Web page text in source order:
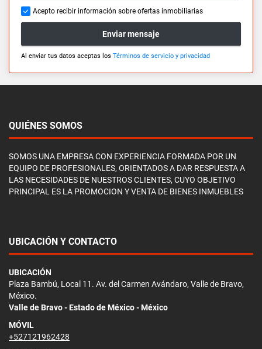
Acepto recibir información sobre ofertas inmobiliarias
Enviar mensaje
Al enviar tus datos aceptas los Términos de servicio y privacidad
QUIÉNES SOMOS
SOMOS UNA EMPRESA CON EXPERIENCIA FORMADA POR UN
EQUIPO DE PROFESIONALES, ORIENTADOS A DAR RESPUESTA A
LAS NECESIDADES DE NUESTROS CLIENTES, CUYO OBJETIVO
PRINCIPAL ES LA PROMOCION Y VENTA DE BIENES INMUEBLES
UBICACIÓN Y CONTACTO
UBICACIÓN
Plaza Bambú, Local 11. Av. del Carmen Avándaro, Valle de Bravo,
México.
Valle de Bravo - Estado de México - México
MÓVIL
+527121962428